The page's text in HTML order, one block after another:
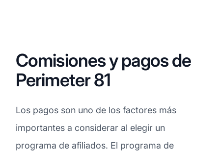
Comisiones y pagos de
Perimeter 81
Los pagos son uno de los factores más
importantes a considerar al elegir un
programa de afiliados. El programa de